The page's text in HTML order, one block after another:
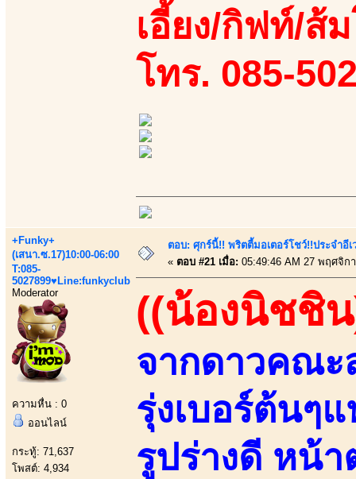
เอี้ยง/กิฟท์/ส้
โทร. 085-
+Funky+
(เสนา.ซ.17)10:00-06:00
T:085-
5027899♥Line:funkyclub
Moderator
ความหื่น : 0
ออนไลน์
กระทู้: 71,637
โพสต์: 4,934
ตอบ: ศุกร์นี้!! พริตตี้มอเตอร์โชว์!!ประจำอี
« ตอบ #21 เมื่อ: 05:49:46 AM 27 พฤศจิก
((น้องนิชชิ
จากดาวคณ
รุ่งเบอร์ต้นๆ
รูปร่างดี หน้